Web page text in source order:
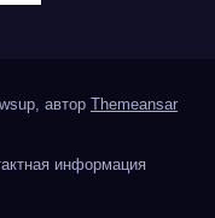
автор Themeansar
информация